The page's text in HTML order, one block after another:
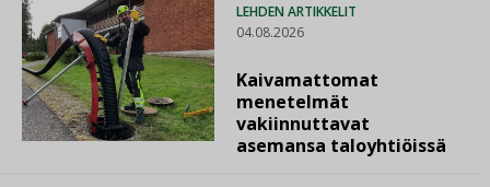
LEHDEN ARTIKKELIT
04.08.2026
Kaivamattomat
menetelmät
vakiinnuttavat
asemansa taloyhtiöissä